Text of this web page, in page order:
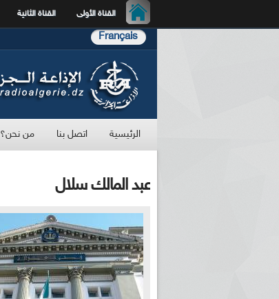
القناة الأولى القناة الثانية
Français
الرئيسية اتصل بنا من نحن؟
عبد المالك سلال